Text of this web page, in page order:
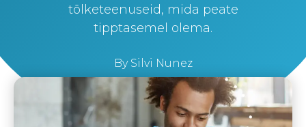
tõlketeenuseid, mida peate
tipptasemel olema.
BySilvi Nunez